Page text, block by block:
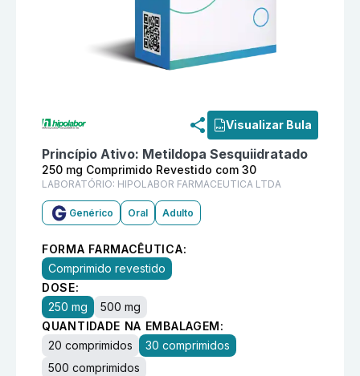
Visualizar Bula
Princípio Ativo: Metildopa Sesquiidratado
250 mg Comprimido Revestido com 30
LABORATÓRIO: HIPOLABOR FARMACEUTICA LTDA
Genérico Oral Adulto
FORMA FARMACÊUTICA:
Comprimido revestido
DOSE:
250 mg
500 mg
QUANTIDADE NA EMBALAGEM:
20 comprimidos
30 comprimidos
500 comprimidos